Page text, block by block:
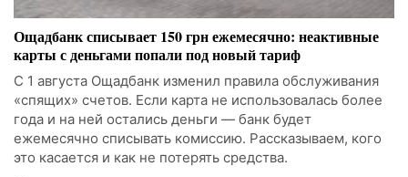
Ощадбанк списывает 150 грн ежемесячно: неактивные
карты с деньгами попали под новый тариф
С 1 августа Ощадбанк изменил правила обслуживания
«спящих» счетов. Если карта не использовалась более
года и на ней остались деньги — банк будет
ежемесячно списывать комиссию. Рассказываем, кого
это касается и как не потерять средства.